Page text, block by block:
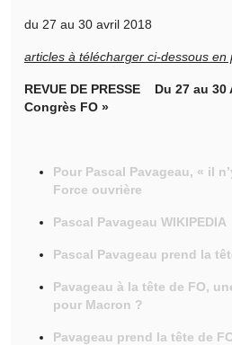
du 27 au 30 avril 2018
articles à télécharger ci-dessous
REVUE DE PRESSE Du 27 au 30
Congrès FO »
Pour Pascal Pavageau, « il
Force ouvrière
Pascal Pavageau WIKIPEDIA
Pascal Pavageau prend la
Pavageau à la tête de FO,
pour Macron ?
Pavageau prend la tête de